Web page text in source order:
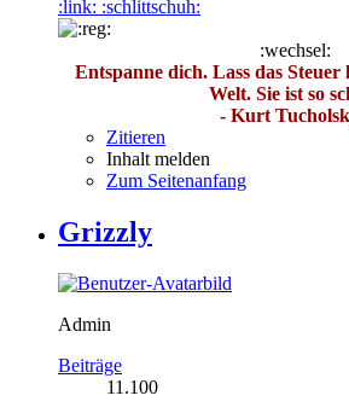
:link: :schlittschuh:
:wechsel:
Entspanne dich. Lass das
Welt. Sie ist so
- Kurt
Zitieren
Inhalt melden
Zum Seitenanfang
Grizzly
Admin
Beiträge
11.100